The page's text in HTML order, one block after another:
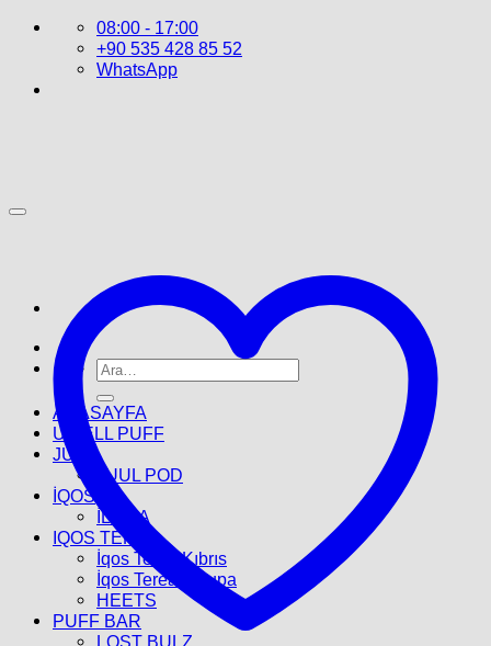
İçeriğe
08:00 - 17:00
+90 535 428 85 52
WhatsApp
Ara:
ANASAYFA
UWELL PUFF
JUUL
JUUL POD
İQOS
İLUMA
IQOS TEREA
İqos Terea Kıbrıs
İqos Terea Avrupa
HEETS
PUFF BAR
LOST BULZ